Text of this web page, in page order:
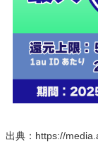
出典：https://